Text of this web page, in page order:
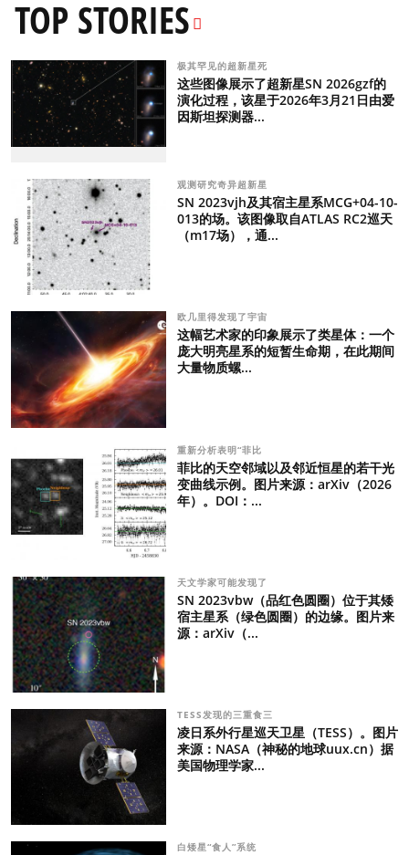
TOP STORIES
极其罕见的超新星死
这些图像展示了超新星SN 2026gzf的
演化过程，该星于2026年3月21日由爱
因斯坦探测器...
观测研究奇异超新星
SN 2023vjh及其宿主星系MCG+04-10-
013的场。该图像取自ATLAS RC2巡天
（m17场），通...
欧几里得发现了宇宙
这幅艺术家的印象展示了类星体：一个
庞大明亮星系的短暂生命期，在此期间
大量物质螺...
重新分析表明“菲比
菲比的天空邻域以及邻近恒星的若干光
变曲线示例。图片来源：arXiv（2026
年）。DOI：...
天文学家可能发现了
SN 2023vbw（品红色圆圈）位于其矮
宿主星系（绿色圆圈）的边缘。图片来
源：arXiv（...
TESS发现的三重食三
凌日系外行星巡天卫星（TESS）。图片
来源：NASA（神秘的地球uux.cn）据
美国物理学家...
白矮星“食人”系统